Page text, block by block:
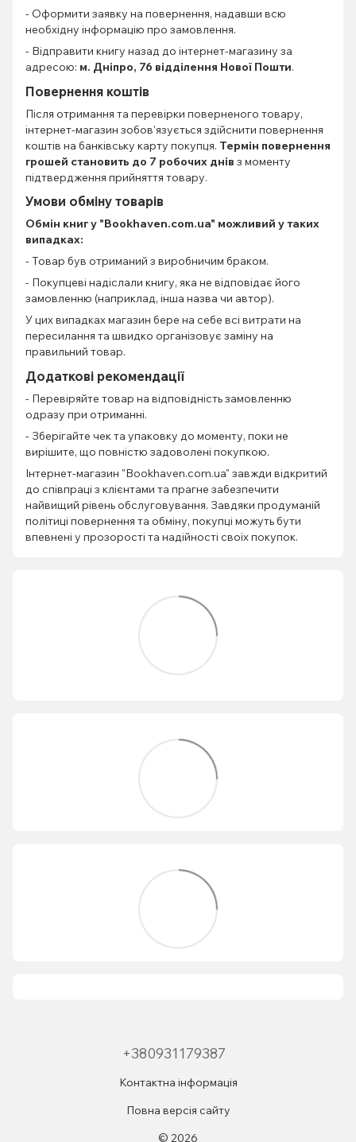
- Оформити заявку на повернення, надавши всю
необхідну інформацію про замовлення.
- Відправити книгу назад до інтернет-магазину за
адресою: м. Дніпро, 76 відділення Нової Пошти.
Повернення коштів
Після отримання та перевірки поверненого товару,
інтернет-магазин зобов'язується здійснити повернення
коштів на банківську карту покупця. Термін повернення
грошей становить до 7 робочих днів з моменту
підтвердження прийняття товару.
Умови обміну товарів
Обмін книгу "Bookhaven.com.ua" можливий у таких
випадках:
- Товар був отриманий з виробничим браком.
- Покупцеві надіслали книгу, яка не відповідає його
замовленню (наприклад, інша назва чи автор).
У цих випадках магазин бере на себе всі витрати на
пересилання та швидко організовує заміну на
правильний товар.
Додаткові рекомендації
- Перевіряйте товар на відповідність замовленню
одразу при отриманні.
- Зберігайте чек та упаковку до моменту, поки не
вирішите, що повністю задоволені покупкою.
Інтернет-магазин "Bookhaven.com.ua" завжди відкритий
до співпраці з клієнтами та прагне забезпечити
найвищий рівень обслуговування. Завдяки продуманій
політиці повернення та обміну, покупці можуть бути
впевнені у прозорості та надійності своїх покупок.
+380931179387
Контактна інформація
Повна версія сайту
© 2026